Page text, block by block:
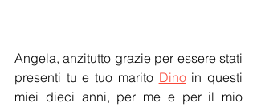
Angela, anzitutto grazie per essere stati
presenti tu e tuo marito Dino in questi
miei dieci anni, per me e per il mio